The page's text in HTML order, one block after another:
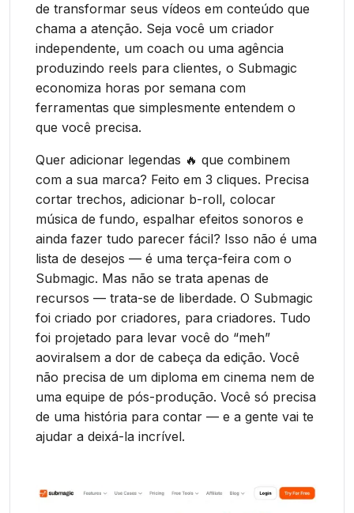
de transformar seus vídeos em conteúdo que
chama a atenção. Seja você um criador
independente, um coach ou uma agência
produzindo reels para clientes, o Submagic
economiza horas por semana com
ferramentas que simplesmente entendem o
que você precisa.
Quer adicionar legendas 🔥 que combinem
com a sua marca? Feito em 3 cliques. Precisa
cortar trechos, adicionar b-roll, colocar
música de fundo, espalhar efeitos sonoros e
ainda fazer tudo parecer fácil? Isso não é uma
lista de desejos — é uma terça-feira com o
Submagic. Mas não se trata apenas de
recursos — trata-se de liberdade. O Submagic
foi criado por criadores, para criadores. Tudo
foi projetado para levar você do “meh”
aoviralsem a dor de cabeça da edição. Você
não precisa de um diploma em cinema nem de
uma equipe de pós-produção. Você só precisa
de uma história para contar — e a gente vai te
ajudar a deixá-la incrível.